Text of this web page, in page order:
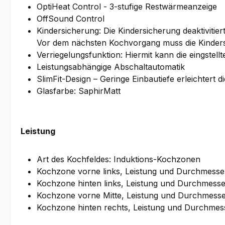
OptiHeat Control - 3-stufige Restwärmeanzeige
OffSound Control
Kindersicherung: Die Kindersicherung
Vor dem nächsten Kochvorgang muss die
Verriegelungsfunktion: Hiermit kann die
Leistungsabhängige Abschaltautomatik
SlimFit-Design – Geringe Einbautiefe erleichtert
Glasfarbe: SaphirMatt
Leistung
Art des Kochfeldes: Induktions-Kochzonen
Kochzone vorne links, Leistung und
Kochzone hinten links, Leistung und
Kochzone vorne Mitte, Leistung und
Kochzone hinten rechts, Leistung und